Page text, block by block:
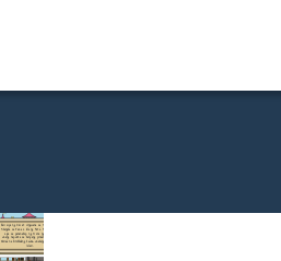
Hari siya ng Ozi at Ungwana sa Tana Delta at
Shangha sa Faza o Isla ng Pate. Nagtagumpay
siya sa pananakop ng trono ng Pate na
unang napunta sa kanyang pinsang si Haring
Ahmad na kinikilalang kauna-unahang namuno sa
Islam.